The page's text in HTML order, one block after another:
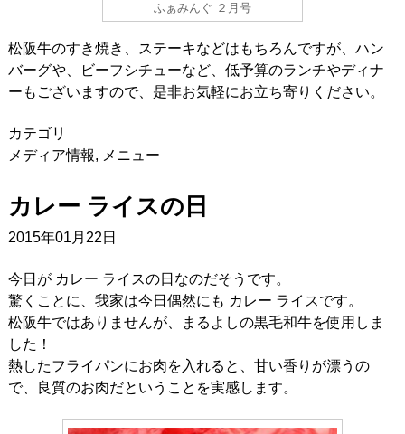
ふぁみんぐ ２月号
松阪牛のすき焼き、ステーキなどはもちろんですが、ハン
バーグや、ビーフシチューなど、低予算のランチやディナ
ーもございますので、是非お気軽にお立ち寄りください。
カテゴリ
メディア情報, メニュー
カレー ライスの日
2015年01月22日
今日が カレー ライスの日なのだそうです。
驚くことに、我家は今日偶然にも カレー ライスです。
松阪牛ではありませんが、まるよしの黒毛和牛を使用しま
した！
熱したフライパンにお肉を入れると、甘い香りが漂うの
で、良質のお肉だということを実感します。